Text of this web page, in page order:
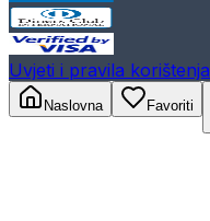
Uvjeti i pravila korištenja
Naslovna
Favoriti